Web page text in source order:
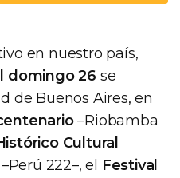
en nuestro país,
domingo 26 se
de Buenos Aires, en
–Riobamba
Cultural
–Perú 222–, el Festival